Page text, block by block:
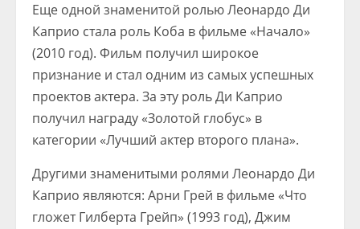
Еще одной знаменитой ролью Леонардо Ди
Каприо стала роль Коба в фильме «Начало»
(2010 год). Фильм получил широкое
признание и стал одним из самых успешных
проектов актера. За эту роль Ди Каприо
получил награду «Золотой глобус» в
категории «Лучший актер второго плана».
Другими знаменитыми ролями Леонардо Ди
Каприо являются: Арни Грей в фильме «Что
гложет Гилберта Грейп» (1993 год), Джим